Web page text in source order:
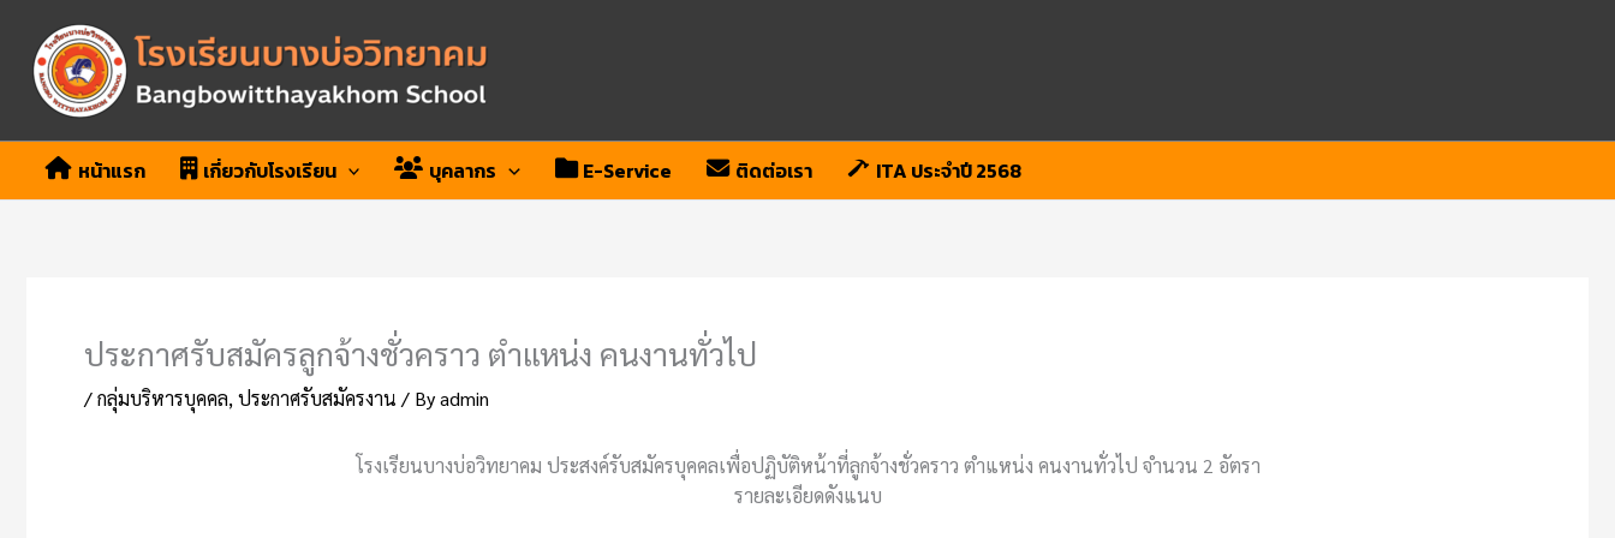
content
หน้าแรก เกี่ยวกับโรงเรียน บุคลากร E-Service ติดต่อเรา ITA ประจำปี 2568
ประกาศรับสมัครลูกจ้างชั่วคราว ตำแหน่ง คนงานทั่วไป
/กลุ่มบริหารบุคคล, ประกาศรับสมัครงาน / Byadmin
โรงเรียนบางบ่อวิทยาคม ประสงค์รับสมัครบุคคลเพื่อปฏิบัติหน้าที่ลูกจ้างชั่วคราว ตำแหน่ง คนงานทั่วไป จำนวน 2 อัตรา
รายละเอียดดังแนบ